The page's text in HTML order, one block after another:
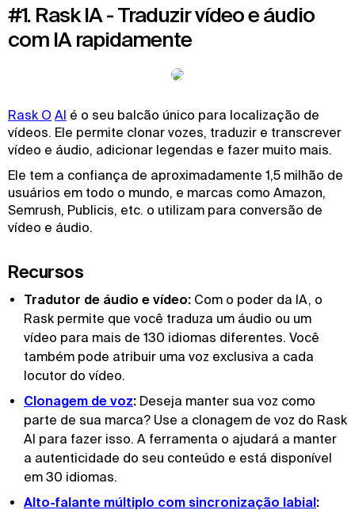
#1. Rask IA - Traduzir vídeo e áudio
com IA rapidamente
Rask O AI é o seu balcão único para localização de
vídeos. Ele permite clonar vozes, traduzir e transcrever
vídeo e áudio, adicionar legendas e fazer muito mais.
Ele tem a confiança de aproximadamente 1,5 milhão de
usuários em todo o mundo, e marcas como Amazon,
Semrush, Publicis, etc. o utilizam para conversão de
vídeo e áudio.
Recursos
Tradutor de áudio e vídeo: Com o poder da IA, o
Rask permite que você traduza um áudio ou um
vídeo para mais de 130 idiomas diferentes. Você
também pode atribuir uma voz exclusiva a cada
locutor do vídeo.
Clonagem de voz: Deseja manter sua voz como
parte de sua marca? Use a clonagem de voz do Rask
AI para fazer isso. A ferramenta o ajudará a manter
a autenticidade do seu conteúdo e está disponível
em 30 idiomas.
Alto-falante múltiplo com sincronização labial: